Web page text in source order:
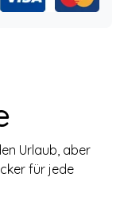
Urlaub, aber
für jede